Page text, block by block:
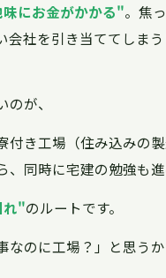
にお金がかかる"。焦
会社を引き当ててしま
が、
付き工場（住み込みの
、同時に宅建の勉強も
れ"のルートです。
なのに工場？」と思う